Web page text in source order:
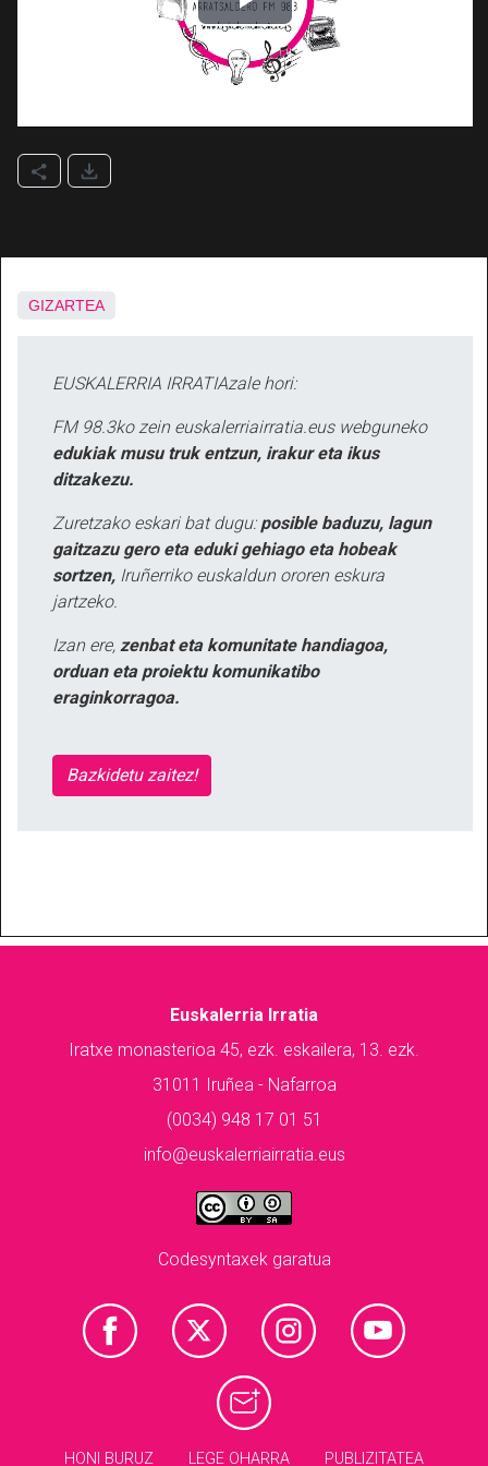
GIZARTEA
EUSKALERRIA IRRATIAzale hori:
FM 98.3ko zein euskalerriairratia.eus webguneko
edukiak musu truk entzun, irakur eta ikus
ditzakezu.
Zuretzako eskari bat dugu: posible baduzu, lagun
gaitzazu gero eta eduki gehiago eta hobeak
sortzen, Iruñerriko euskaldun ororen eskura
jartzeko.
Izan ere, zenbat eta komunitate handiagoa,
orduan eta proiektu komunikatibo
eraginkorragoa.
Bazkidetu zaitez!
Euskalerria Irratia
Iratxe monasterioa 45, ezk. eskailera, 13. ezk.
31011 Iruñea - Nafarroa
(0034) 948 17 01 51
info@euskalerriairratia.eus
Codesyntaxek garatua
HONI BURUZ LEGE OHARRA PUBLIZITATEA